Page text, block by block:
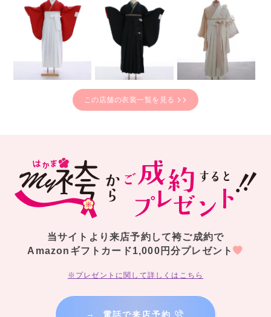
この店舗の衣装一覧を見る
当サイトより来店予約して袴ご成約で
Amazonギフトカード1,000円分プレゼント
※プレゼントに関して詳しくはこちら
→ 電話で来店予約